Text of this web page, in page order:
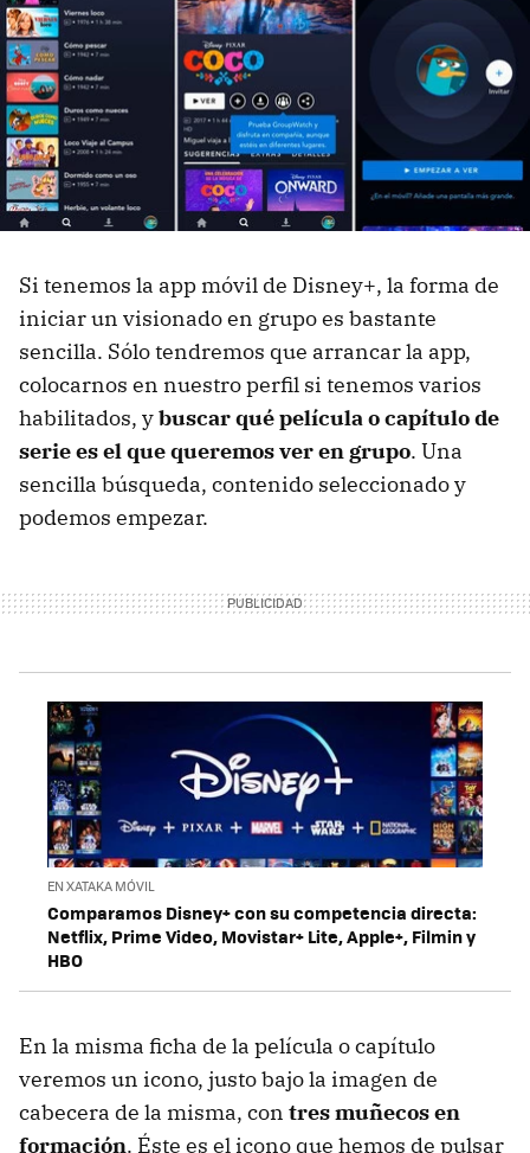
Si tenemos la app móvil de Disney+, la forma de
iniciar un visionado en grupo es bastante
sencilla. Sólo tendremos que arrancar la app,
colocarnos en nuestro perfil si tenemos varios
habilitados, ybuscar qué película o capítulo de
serie es el que queremos ver en grupo. Una
sencilla búsqueda, contenido seleccionado y
podemos empezar.
EN XATAKA MÓVIL
Comparamos Disney+ con su competencia directa:
Netflix, Prime Video, Movistar+ Lite, Apple+, Filmin y
HBO
En la misma ficha de la película o capítulo
veremos un icono, justo bajo la imagen de
cabecera de la misma, con tres muñecos en
formación. Éste es el icono que hemos de pulsar